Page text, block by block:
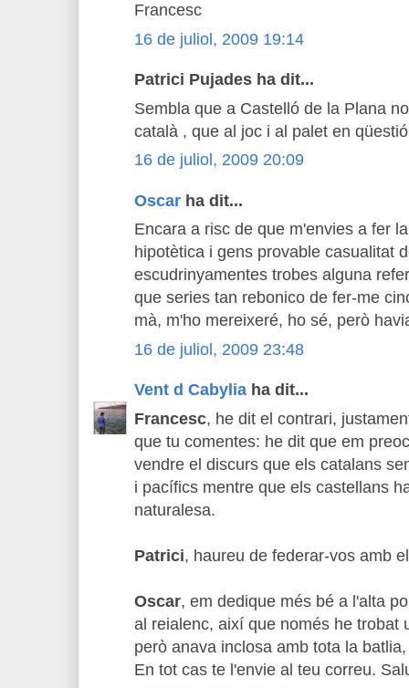
Francesc
16 de juliol, 2009 19:14
Patrici Pujades ha dit...
Sembla que a Castelló de la Plana
català , que al joc i al palet en
16 de juliol, 2009 20:09
Oscar ha dit...
Encara a risc de que m'envies a fer
hipotètica i gens provable casualitat
escudrinyamentes trobes alguna
que series tan rebonico de fer-me
mà, m'ho mereixeré, ho sé, però
16 de juliol, 2009 23:48
Vent d Cabylia ha dit...
Francesc, he dit el contrari,
que tu comentes: he dit que em
vendre el discurs que els catalans
i pacífics mentre que els castellans
naturalesa.
Patrici, haureu de federar-vos amb
Oscar, em dedique més bé a l'alta
al reialenc, així que només he trobat
però anava inclosa amb tota la
En tot cas te l'envie al teu correu.